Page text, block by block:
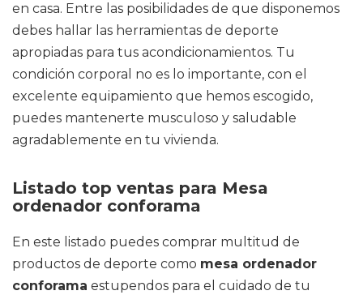
en casa. Entre las posibilidades de que disponemos
debes hallar las herramientas de deporte
apropiadas para tus acondicionamientos. Tu
condición corporal no es lo importante, con el
excelente equipamiento que hemos escogido,
puedes mantenerte musculoso y saludable
agradablemente en tu vivienda.
Listado top ventas para Mesa
ordenador conforama
En este listado puedes comprar multitud de
productos de deporte como mesa ordenador
conforama estupendos para el cuidado de tu